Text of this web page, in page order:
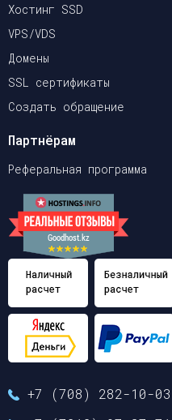
Хостинг SSD
VPS/VDS
Домены
SSL сертификаты
Создать обращение
Партнёрам
Реферальная программа
+7 (708) 282-10-03